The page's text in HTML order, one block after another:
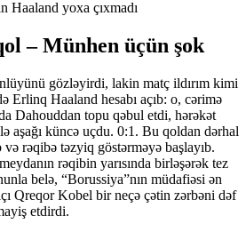
– Münhen üçün şok
gözləyirdi, lakin matç ildırım kimi
Erlinq Haaland hesabı açıb: o, cərimə
Dahouddan topu qəbul etdi, hərəkət
aşağı küncə uçdu. 0:1. Bu qoldan dərhal
rəqibə təzyiq göstərməyə başlayıb.
rəqibin yarısında birləşərək tez
belə, “Borussiya”nın müdafiəsi ən
Qreqor Kobel bir neçə çətin zərbəni dəf
etdirdi.